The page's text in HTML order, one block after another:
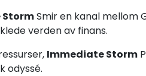
Smir en kanal mellom
verden av finans.
Immediate Storm
odyssé.